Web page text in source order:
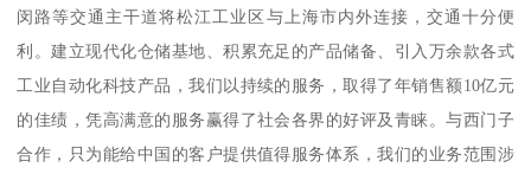
闵路等交通主干道将松江工业区与上海市内外连接，交通十分便
利。建立现代化仓储基地、积累充足的产品储备、引入万余款各式
工业自动化科技产品，我们以持续的服务，取得了年销售额10亿元
的佳绩，凭高满意的服务赢得了社会各界的好评及青睐。与西门子
合作，只为能给中国的客户提供值得服务体系，我们的业务范围涉